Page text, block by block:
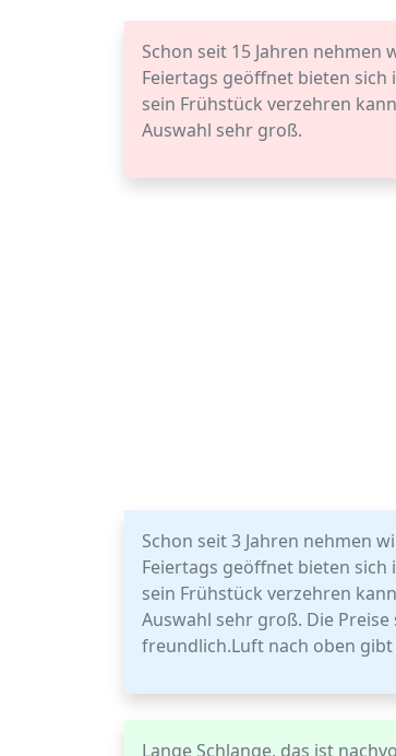
Schon seit 15 Jahren
Feiertags geöffnet bieten
sein Frühstück verzehren
Auswahl sehr groß.
Schon seit 3 Jahren nehmen
Feiertags geöffnet bieten
sein Frühstück verzehren
Auswahl sehr groß. Die
freundlich.Luft nach oben
Lange Schlange, das ist